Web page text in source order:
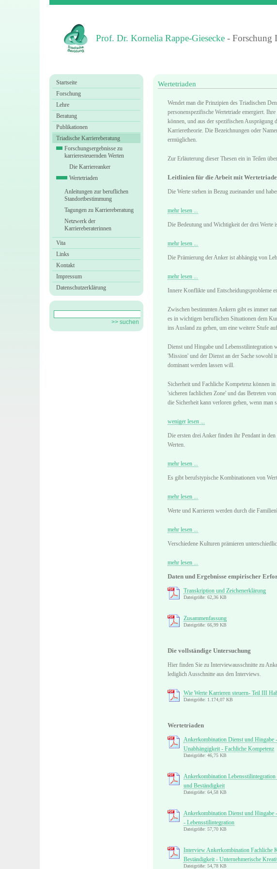
Prof. Dr. Kornelia Rappe-Giesecke - Forschung
Startseite
Forschung
Lehre
Beratung
Publikationen
Triadische Karriereberatung
Forschungsergebnisse zu
karrieresteuernden Werten
Die Karriereanker
Wertetriaden
Anleitungen zur beruflichen
Standortbestimmung
Tagungen zu Karriereberatung
Netzwerk der
Karriereberaterinnen
Vita
Links
Kontakt
Impressum
Datenschutzerklärung
Wertetriaden
Wendet man die Prinzipien des Triadischen
personenspezifische Wertetriade emergiert.
können, und aus der spezifischen Ausprägung
Karrieretheorie. Die Bezeichnungen oder
ermüglichen.
Zur Erläuterung dieser Thesen ein in Teilen
Leitlinien für die Arbeit mit
Die Werte stehen in Bezug zueinander und
mehr lesen ...
Die Bedeutung und Wichtigkeit der drei Werte
mehr lesen ...
Die Prämierung der Anker ist abhängig von
mehr lesen ...
Innere Konflikte und Entscheidungsprobleme
Zwischen bestimmten Ankern gibt es immer
es in wichtigen beruflichen Situationen dem
ins Ausland zu gehen, um eine weitere Stufe
Dienst und Hingabe und Lebensstilintegration
'Mission' und der Dienst an der Sache sowohl
dominant werden lassen will.
Sicherheit und Fachliche Kompetenz können
'sicheren fachlichen Zone' und das Betreten
die Sicherheit kann verloren gehen, wenn man
weniger lesen ...
Die ersten drei Anker finden ihr Pendant in
Werten.
mehr lesen ...
Es gibt berufstypische Kombinationen von
mehr lesen ...
Werte und Karrieren werden durch die
mehr lesen ...
Verschiedene Kulturen prämieren
mehr lesen ...
Daten und Ergebnisse empirischer
Transkription und Zeichenerklärung
Dateigröße: 62,36 KB
Zusammenfassung
Dateigröße: 66,99 KB
Die vollständige Untersuchung
Hier finden Sie zu Interviewausschnitte zu
lediglich Ausschnitte aus den Interviews.
Wie Werte Karrieren steuern- Teil III
Dateigröße: 1.174,07 KB
Wertetriaden
Ankerkombination Dienst und Hingabe
Unabhängigkeit - Fachliche Kompetenz
Dateigröße: 46,75 KB
Ankerkombination
und Beständigkeit
Dateigröße: 64,58 KB
Ankerkombination Dienst und Hingabe
- Lebensstilintegration
Dateigröße: 57,70 KB
Interview Ankerkombination Fachliche
Beständigkeit - Unternehmerische
Dateigröße: 54,78 KB